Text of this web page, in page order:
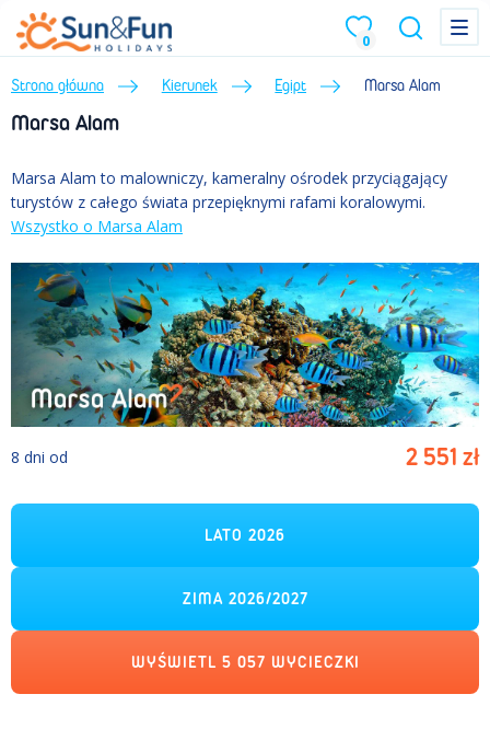
0
Menu Menu
Strona główna Kierunek Egipt Marsa Alam
Marsa Alam
Marsa Alam to malowniczy, kameralny ośrodek przyciągający
turystów z całego świata przepięknymi rafami koralowymi.
Wszystko o Marsa Alam
8 dni od 2 551 zł
LATO 2026
ZIMA 2026/2027
WYŚWIETL 5 057 WYCIECZKI